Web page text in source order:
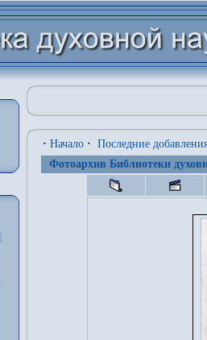
· Начало · Последние
Фотоархив Библиотеки